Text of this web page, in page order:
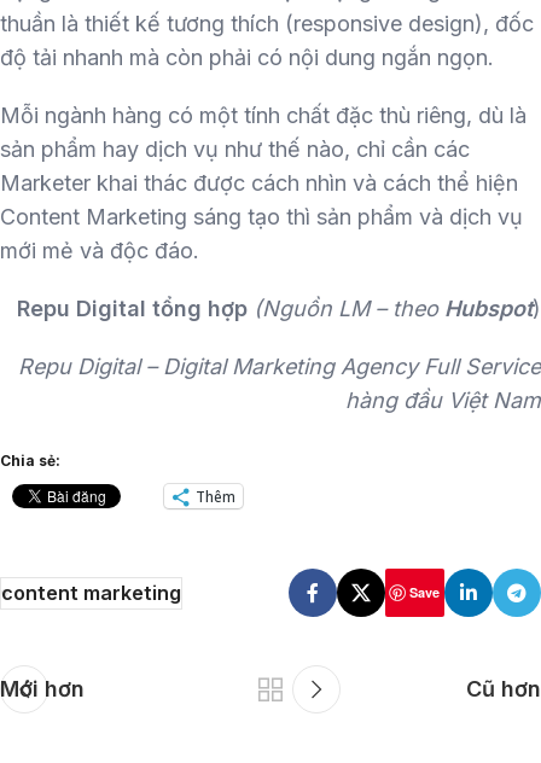
thuần là thiết kế tương thích (responsive design), đốc
độ tải nhanh mà còn phải có nội dung ngắn ngọn.
Mỗi ngành hàng có một tính chất đặc thù riêng, dù là
sản phẩm hay dịch vụ như thế nào, chỉ cần các
Marketer khai thác được cách nhìn và cách thể hiện
Content Marketing sáng tạo thì sản phẩm và dịch vụ
mới mẻ và độc đáo.
Repu Digital tổng hợp (Nguồn LM – theo Hubspot)
Repu Digital – Digital Marketing Agency Full Service
hàng đầu Việt Nam
Chia sẻ:
Thêm
content marketing Save
Mới hơn Cũ hơn